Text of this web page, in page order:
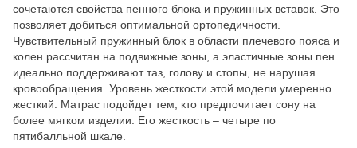
сочетаются свойства пенного блока и пружинных вставок. Это
позволяет добиться оптимальной ортопедичности.
Чувствительный пружинный блок в области плечевого пояса и
колен рассчитан на подвижные зоны, а эластичные зоны пен
идеально поддерживают таз, голову и стопы, не нарушая
кровообращения. Уровень жесткости этой модели умеренно
жесткий. Матрас подойдет тем, кто предпочитает сону на
более мягком изделии. Его жесткость – четыре по
пятибалльной шкале.